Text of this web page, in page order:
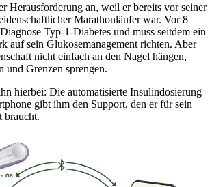
Herausforderung an, weil er bereits vor seiner
Marathonläufer war. Vor 8
Typ-1-Diabetes und muss seitdem ein
auf sein Glukosemanagement richten. Aber
nicht einfach an den Nagel hängen,
und Grenzen sprengen.
hierbei: Die automatisierte Insulindosierung
gibt ihm den Support, den er für sein
braucht.